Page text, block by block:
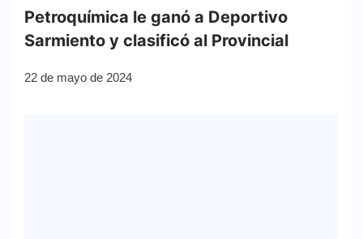
Petroquímica le ganó a Deportivo
Sarmiento y clasificó al Provincial
22 de mayo de 2024